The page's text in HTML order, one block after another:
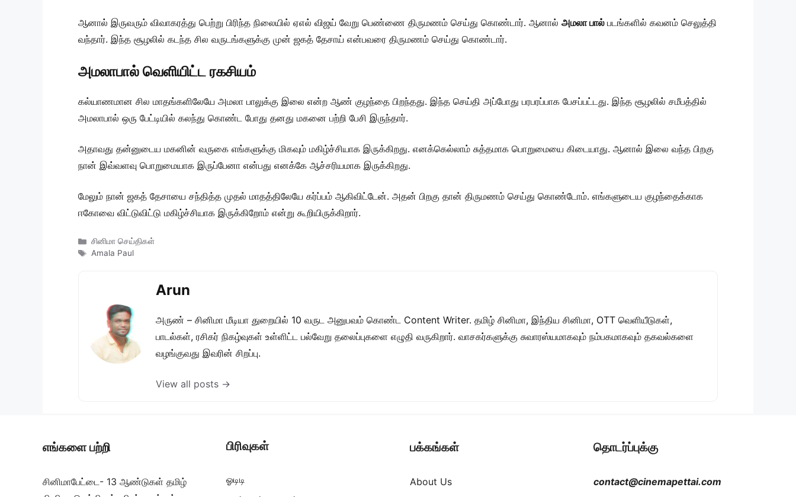
ஆனால் இருவரும் விவாகரத்து பெற்று பிரிந்த நிலையில் ஏஎல் விஜய் வேறு பெண்ணை திருமணம் செய்து கொண்டார். ஆனால் அமலா பால் படங்களில் கவனம் செலுத்தி
வந்தார். இந்த சூழலில் கடந்த சில வருடங்களுக்கு முன் ஜகத் தேசாய் என்பவரை திருமணம் செய்து கொண்டார்.
அமலாபால் வெளியிட்ட ரகசியம்
கல்யாணமான சில மாதங்களிலேயே அமலா பாலுக்கு இலை என்ற ஆண் குழந்தை பிறந்தது. இந்த செய்தி அப்போது பரபரப்பாக பேசப்பட்டது. இந்த சூழலில் சமீபத்தில்
அமலாபால் ஒரு பேட்டியில் கலந்து கொண்ட போது தனது மகனை பற்றி பேசி இருந்தார்.
அதாவது தன்னுடைய மகனின் வருகை எங்களுக்கு மிகவும் மகிழ்ச்சியாக இருக்கிறது. எனக்கெல்லாம் சுத்தமாக பொறுமையை கிடையாது. ஆனால் இலை வந்த பிறகு
நான் இவ்வளவு பொறுமையாக இருப்பேனா என்பது எனக்கே ஆச்சரியமாக இருக்கிறது.
மேலும் நான் ஜகத் தேசாயை சந்தித்த முதல் மாதத்திலேயே கர்ப்பம் ஆகிவிட்டேன். அதன் பிறகு தான் திருமணம் செய்து கொண்டோம். எங்களுடைய குழந்தைக்காக
ஈகோவை விட்டுவிட்டு மகிழ்ச்சியாக இருக்கிறோம் என்று கூறியிருக்கிறார்.
Categories
சினிமா செய்திகள்
Tags
Amala Paul
Arun
அருண் – சினிமா மீடியா துறையில் 10 வருட அனுபவம் கொண்ட Content Writer. தமிழ் சினிமா, இந்திய சினிமா, OTT வெளியீடுகள்,
பாடல்கள், ரசிகர் நிகழ்வுகள் உள்ளிட்ட பல்வேறு தலைப்புகளை எழுதி வருகிறார். வாசகர்களுக்கு சுவாரஸ்யமாகவும் நம்பகமாகவும் தகவல்களை
வழங்குவது இவரின் சிறப்பு.
View all posts →
எங்களை பற்றி
சினிமாபேட்டை- 13 ஆண்டுகள் தமிழ்
பிரிவுகள்
ஓடிடி
பக்கங்கள்
About Us
தொடர்ப்புக்கு
contact@cinemapettai.com